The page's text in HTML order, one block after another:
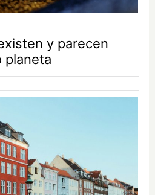
y parecen
planeta